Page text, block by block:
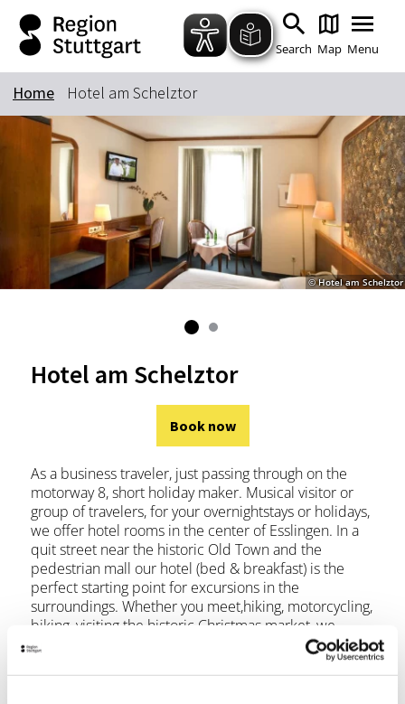
Zum Hauptinhalt springen
Zur Suche springen
Zur Hauptnavigation
Zum Footer springen
Search Map Menu
Keyword
Home Hotel am Schelztor
© Hotel am Schelztor
Hotel am Schelztor
Book now
As a business traveler, just passing through on the
motorway 8, short holiday maker. Musical visitor or
group of travelers, for your overnightstays or holidays,
we offer hotel rooms in the center of Esslingen. In a
quit street near the historic Old Town and the
pedestrian mall our hotel (bed & breakfast) is the
perfect starting point for excursions in the
surroundings. Whether you meet,hiking, motorcycling,
biking, visiting the historic Christmas market, we
support you with knowledgeable tips of the region.
All rooms have flat screenTV, free Wi-Fi, bathroom
with shower/bathtub and WC and are comfortably